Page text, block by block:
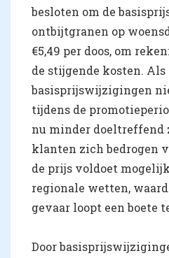
besloten om de
ontbijtgranen op
€5,49 per doos, om
de stijgende kosten. Als
basisprijswijzigingen
tijdens de
nu minder doeltreffend
klanten zich bedrogen
de prijs voldoet
regionale wetten,
gevaar loopt een boete
Door